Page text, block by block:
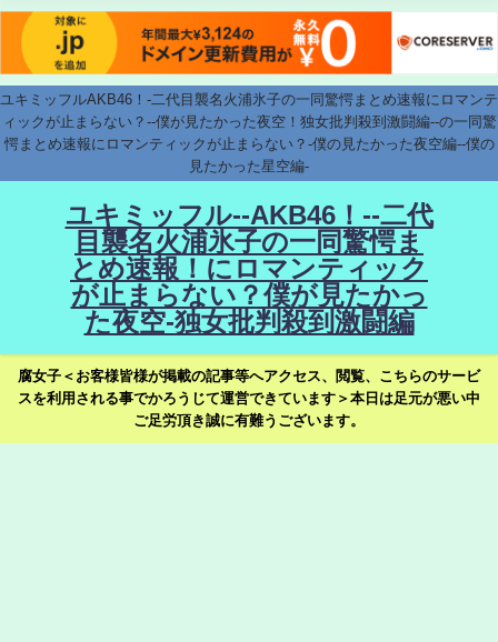
ユキミッフルAKB46！-二代目襲名火浦氷子の一同驚愕まとめ速報にロマンテ
ィックが止まらない？--僕が見たかった夜空！独女批判殺到激闘編--の一同驚
愕まとめ速報にロマンティックが止まらない？-僕の見たかった夜空編--僕の
見たかった星空編-
ユキミッフル--AKB46！--二代
目襲名火浦氷子の一同驚愕ま
とめ速報！にロマンティック
が止まらない？僕が見たかっ
た夜空-独女批判殺到激闘編
腐女子＜お客様皆様が掲載の記事等へアクセス、閲覧、こちらのサービ
スを利用される事でかろうじて運営できています＞本日は足元が悪い中
ご足労頂き誠に有難うございます。